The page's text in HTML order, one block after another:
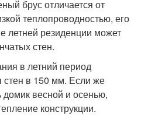
брус отличается от
теплопроводностью, его
летней резиденции может
стен.
в летний период
стен в 150 мм. Если же
домик весной и осенью,
конструкции.